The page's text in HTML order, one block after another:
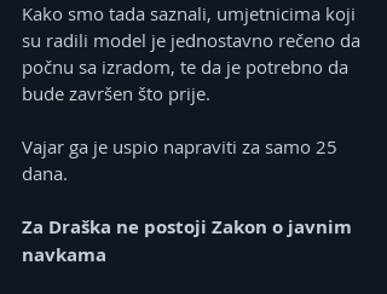
Kako smo tada saznali, umjetnicima koji
su radili model je jednostavno rečeno da
počnu sa izradom, te da je potrebno da
bude završen što prije.
Vajar ga je uspio napraviti za samo 25
dana.
Za Draška ne postoji Zakon o javnim
navkama